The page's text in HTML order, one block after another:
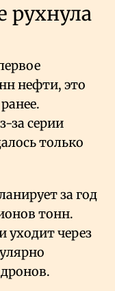
рухнула
нефти, это
за серии
только
за год
тонн.
уходит через